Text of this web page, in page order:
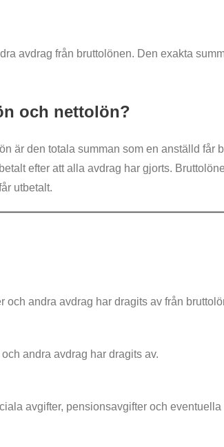
avdrag från bruttolönen. Den exakta
och nettolön?
är den totala summan som en anställd får
efter att alla avdrag har gjorts.
utbetalt.
och andra avdrag har dragits av från
andra avdrag har dragits av.
avgifter, pensionsavgifter och